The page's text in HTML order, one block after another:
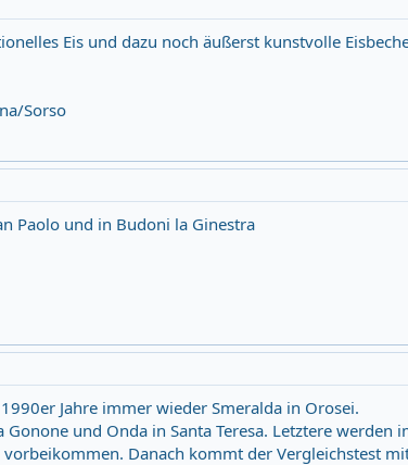
Eis und dazu noch äußerst kunstvolle
Sorso
Paolo und in Budoni la Ginestra
Jahre immer wieder Smeralda in Orosei.
und Onda in Santa Teresa. Letztere werden
Danach kommt der Vergleichstest